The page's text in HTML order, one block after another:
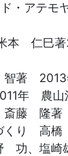
・アテ
本 仁巳
著 2013
年 農山
斎藤 隆
くり 高
功、塩